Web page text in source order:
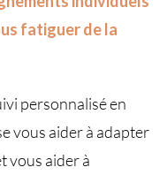
fatiguer de la
personnalisé en
vous aider à adapter
vous aider à